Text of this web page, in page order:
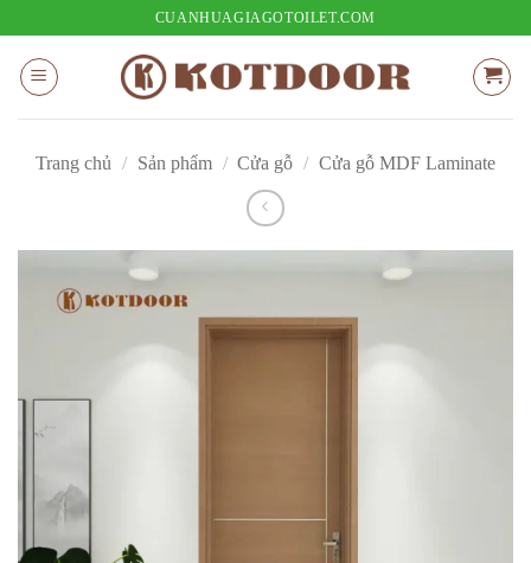
nội
dung
CUANHUAGIAGOTOILET.COM
Trang chủ / Sản phẩm / Cửa gỗ / Cửa gỗ MDF Laminate